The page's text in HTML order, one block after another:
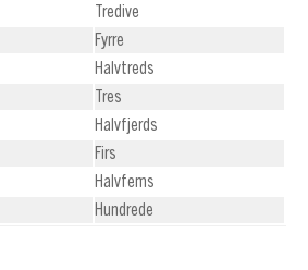
Tredive
Fyrre
Halvtreds
Tres
Halvfjerds
Firs
Halvfems
Hundrede